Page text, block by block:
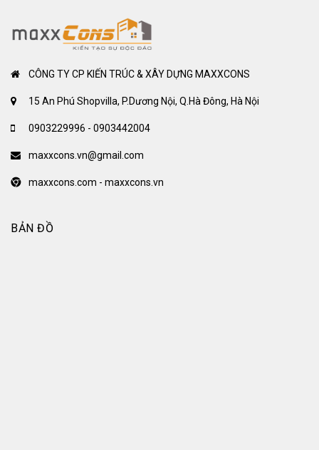
CÔNG TY CP KIẾN TRÚC & XÂY DỰNG MAXXCONS
15 An Phú Shopvilla, P.Dương Nội, Q.Hà Đông, Hà Nội
0903229996 - 0903442004
maxxcons.vn@gmail.com
maxxcons.com - maxxcons.vn
BẢN ĐỒ